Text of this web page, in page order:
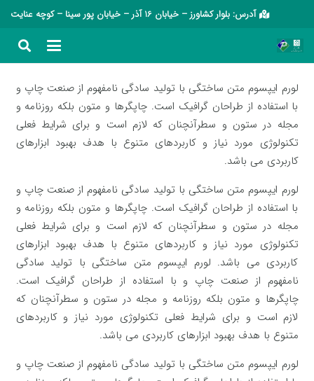
آدرس: بلوار کشاورز – خیابان 16 آذر – خیابان پور سینا – کوچه عنایت
لورم ایپسوم متن ساختگی با تولید سادگی نامفهوم از صنعت چاپ و
با استفاده از طراحان گرافیک است. چاپگرها و متون بلکه روزنامه و
مجله در ستون و سطرآنچنان که لازم است و برای شرایط فعلی
تکنولوژی مورد نیاز و کاربردهای متنوع با هدف بهبود ابزارهای
کاربردی می باشد.
لورم ایپسوم متن ساختگی با تولید سادگی نامفهوم از صنعت چاپ و
با استفاده از طراحان گرافیک است. چاپگرها و متون بلکه روزنامه و
مجله در ستون و سطرآنچنان که لازم است و برای شرایط فعلی
تکنولوژی مورد نیاز و کاربردهای متنوع با هدف بهبود ابزارهای
کاربردی می باشد. لورم ایپسوم متن ساختگی با تولید سادگی
نامفهوم از صنعت چاپ و با استفاده از طراحان گرافیک است.
چاپگرها و متون بلکه روزنامه و مجله در ستون و سطرآنچنان که
لازم است و برای شرایط فعلی تکنولوژی مورد نیاز و کاربردهای
متنوع با هدف بهبود ابزارهای کاربردی می باشد.
لورم ایپسوم متن ساختگی با تولید سادگی نامفهوم از صنعت چاپ و